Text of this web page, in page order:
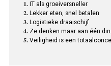
IT als groeiversneller
Lekker eten, snel betalen
Logistieke draaischijf
Ze denken maar aan één
Veiligheid is een